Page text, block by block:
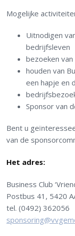
Mogelijke
Uitnodigen
bedrijfsleven
bezoeken
houden van
een hapje en
Sponsor van
Bent u
van de
Het adres:
Business Club
Postbus 41, 5420
tel. (0492) 362056